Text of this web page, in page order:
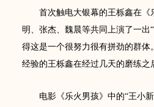
首次触电大银幕的王栎鑫在《
明、张杰、魏晨等共同上演了一出
得这是一个很努力很有拼劲的群
经验的王栎鑫在经过几天的磨练之
电影《乐火男孩》中的“王小新